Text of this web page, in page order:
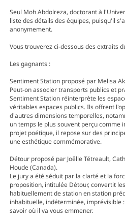
Seul Moh Abdolreza, doctorant à
liste des détails des équipes, puisqu'il
anonymement.
Vous trouverez ci-dessous des extraits
Les gagnants :
Sentiment Station proposé par Melisa
Peut-on associer transports publics et
Sentiment Station réinterprète les
véritables espaces publics. Ils offrent
d'autres dimensions temporelles,
un temps le plus souvent perçu comme
projet poétique, il repose sur des
une esthétique commémorative.
Détour proposé par Joëlle Tétreault,
Houde (Canada).
Le jury a été séduit par la clarté et la
proposition, intitulée Détour, convertit
habituellement de station en station
inhabituelle, indéterminée, imprévisible
savoir où il va vous emmener.